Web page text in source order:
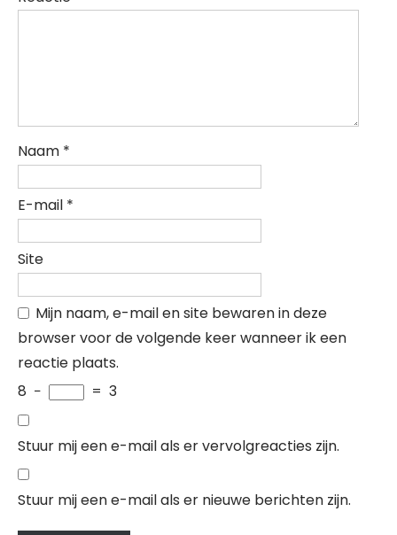
Naam *
E-mail *
Site
Mijn naam, e-mail en site bewaren in deze
browser voor de volgende keer wanneer ik een
reactie plaats.
8 − = 3
Stuur mij een e-mail als er vervolgreacties zijn.
Stuur mij een e-mail als er nieuwe berichten zijn.